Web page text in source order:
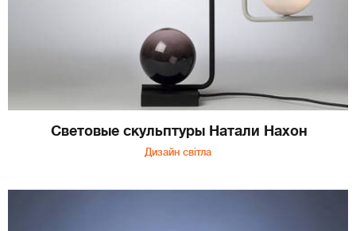
Световые скульптуры Натали Нахон
Дизайн світла